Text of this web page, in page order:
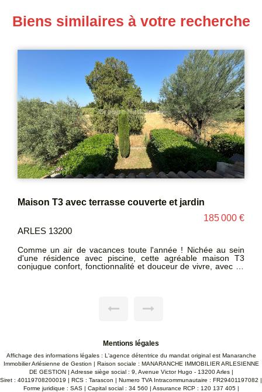
Biens similaires à votre recherche
Jolie maison avec jardin, garage et dépendance
257 900 €
ARLES 13200
Située dans le secteur prisé de Monplaisir Sud, découvrez
cette charmante maison construite dans les années 40,
offrant un cadre de vie paisible, fonctionnel et chaleureux.
saison. (DPE C, double vitrage). Un salon-séjour lumineux de
, une salle de bains et un WC indépendant. À l'étage : Une
très grande seconde chambre mansardée de près de 20 m²,
idéale pour un espace enfant, un bureau ou des invités. Côté
jardin et annexes : Profitez d'un terrain agréable de plus de
200 m² avec son garage fermé et un abri de jardin. Portail
motorisé.
Mentions légales
Affichage des informations légales : L'agence détentrice du mandat original est Manaranche
Immobilier Arlésienne de Gestion | Raison sociale : MANARANCHE IMMOBILIER ARLESIENNE
DE GESTION | Adresse siège social : 9, Avenue Victor Hugo - 13200 Arles |
Siret : 40119708200019 | RCS : Tarascon | Numero TVA Intracommunautaire : FR29401197082 |
Forme juridique : SAS | Capital social : 34 560 | Assurance RCP : 120 137 405 |